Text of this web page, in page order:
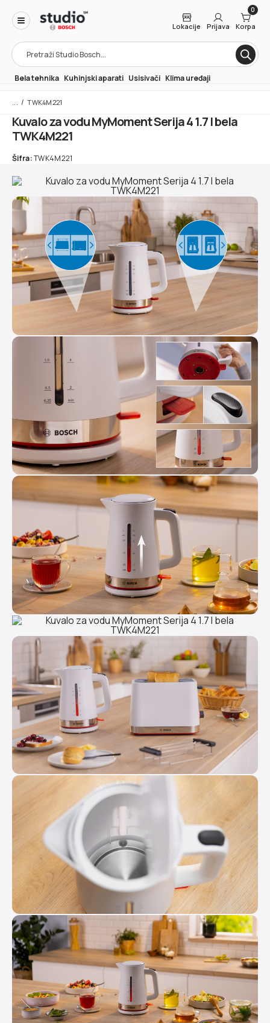
Products
search
Lokacije Prijava
0
Korpa
Bela tehnika Kuhinjski aparati Usisivači Klima uređaji
/ TWK4M221
Kuvalo za vodu MyMoment Serija 4 1.7 l bela
TWK4M221
Šifra:TWK4M221